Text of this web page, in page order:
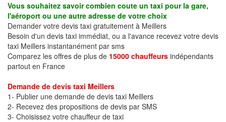
Vous souhaitez savoir combien coute un taxi pour la gare,
l'aéroport ou une autre adresse de votre choix
Demander votre devis taxi gratuitement à Meillers
Besoin d'un devis taxi immédiat, ou a l'avance recevez votre devis
taxi Meillers instantanément par sms
Comparez les offres de plus de 15000 chauffeurs indépendants
partout en France
Demande de devis taxi Meillers
1- Publier une demande de devis taxi Meillers
2- Recevez des propositions de devis par SMS
3- Choisissez votre chauffeur de taxi